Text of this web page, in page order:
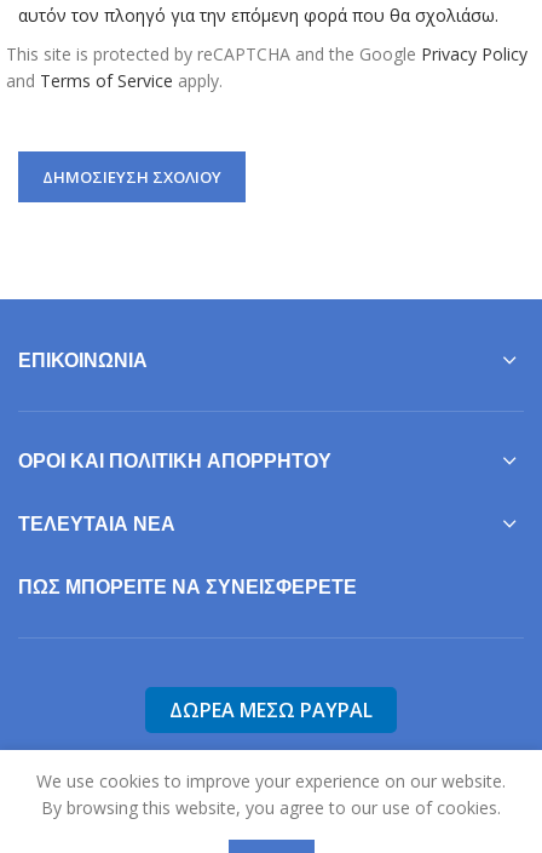
αυτόν τον πλοηγό για την επόμενη φορά που θα σχολιάσω.
This site is protected by reCAPTCHA and the Google Privacy Policy
and Terms of Service apply.
ΕΠΙΚΟΙΝΩΝΊΑ
ΌΡΟΙ ΚΑΙ ΠΟΛΙΤΙΚΉ ΑΠΟΡΡΉΤΟΥ
ΤΕΛΕΥΤΑΊΑ ΝΈΑ
ΠΩΣ ΜΠΟΡΕΊΤΕ ΝΑ ΣΥΝΕΙΣΦΕΡΕΤΕ
We use cookies to improve your experience on our website.
By browsing this website, you agree to our use of cookies.